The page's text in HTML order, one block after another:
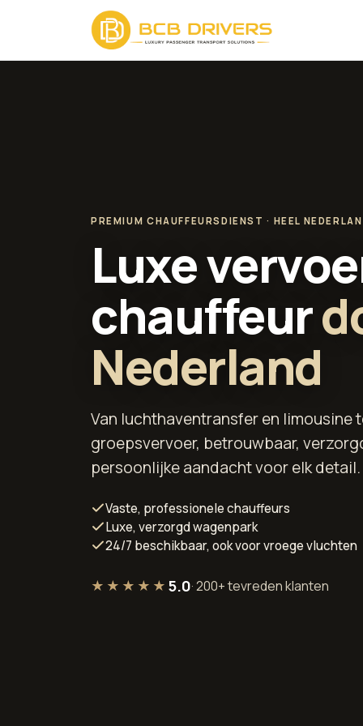
PREMIUM CHAUFFEURSDIENST · HEEL
Luxe
chauffeur
Nederland
Van luchthaventransfer en limousine
groepsvervoer, betrouwbaar,
persoonlijke aandacht voor elk detail.
Vaste, professionele chauffeurs
Luxe, verzorgd wagenpark
24/7 beschikbaar, ook voor vroege vluchten
★★★★★ 5.0·200+ tevreden klanten